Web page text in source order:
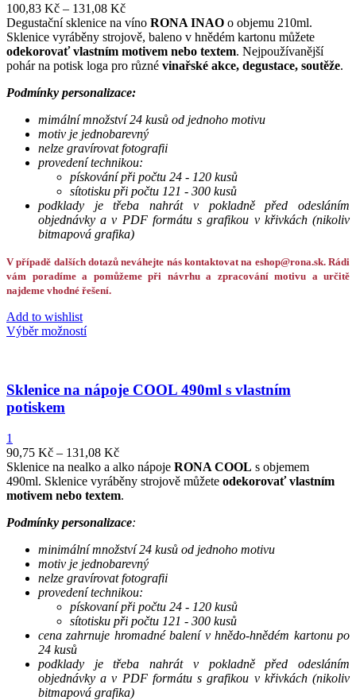
100,83 Kč – 131,08 Kč
Degustační sklenice na víno RONA INAO o objemu 210ml.
Sklenice vyráběny strojově, baleno v hnědém kartonu můžete
odekorovať vlastním motivem nebo textem. Nejpoužívanější
pohár na potisk loga pro různé vinařské akce, degustace, soutěže.
Podmínky personalizace:
mimální množství 24 kusů od jednoho motivu
motiv je jednobarevný
nelze gravírovat fotografii
provedení technikou:
pískování při počtu 24 - 120 kusů
sítotisku při počtu 121 - 300 kusů
podklady je třeba nahrát v pokladně před odesláním
objednávky a v PDF formátu s grafikou v křivkách (nikoliv
bitmapová grafika)
V případě dalších dotazů neváhejte nás kontaktovat na eshop@rona.sk. Rádi
vám poradíme a pomůžeme při návrhu a zpracování motivu a určitě
najdeme vhodné řešení.
Add to wishlist
Výběr možností
Sklenice na nápoje COOL 490ml s vlastním
potiskem
1
90,75 Kč – 131,08 Kč
Sklenice na nealko a alko nápoje RONA COOL s objemem
490ml. Sklenice vyráběny strojově můžete odekorovať vlastním
motivem nebo textem.
Podmínky personalizace:
minimální množství 24 kusů od jednoho motivu
motiv je jednobarevný
nelze gravírovat fotografii
provedení technikou:
pískovaní při počtu 24 - 120 kusů
sítotisku při počtu 121 - 300 kusů
cena zahrnuje hromadné balení v hnědo-hnědém kartonu po
24 kusů
podklady je třeba nahrát v pokladně před odesláním
objednávky a v PDF formátu s grafikou v křivkách (nikoliv
bitmapová grafika)